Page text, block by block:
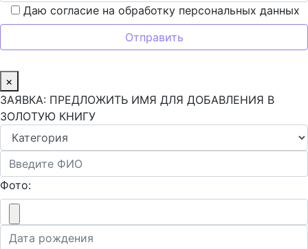
Даю согласие на обработку персональных данных
×
ЗАЯВКА: ПРЕДЛОЖИТЬ ИМЯ ДЛЯ ДОБАВЛЕНИЯ В
ЗОЛОТУЮ КНИГУ
Фото: